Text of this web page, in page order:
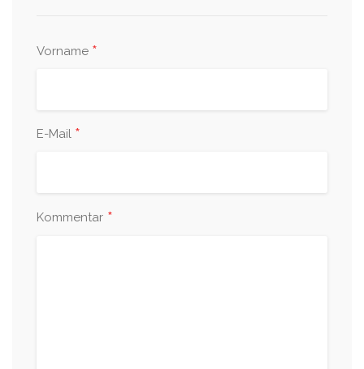
Vorname *
E-Mail *
Kommentar *